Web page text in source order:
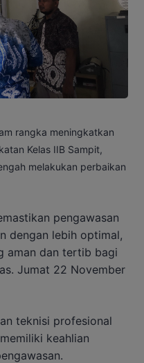
rangka meningkatkan
Kelas IIB Sampit,
melakukan perbaikan
pengawasan
dengan lebih optimal,
aman dan tertib bagi
Jumat 22 November
teknisi profesional
keahlian